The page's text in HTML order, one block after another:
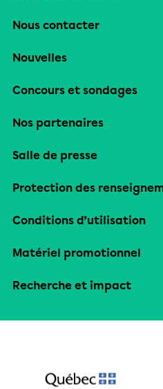
Nous contacter
Nouvelles
Concours et sondages
Nos partenaires
Salle de presse
Protection des
Conditions d’utilisation
Matériel promotionnel
Recherche et impact